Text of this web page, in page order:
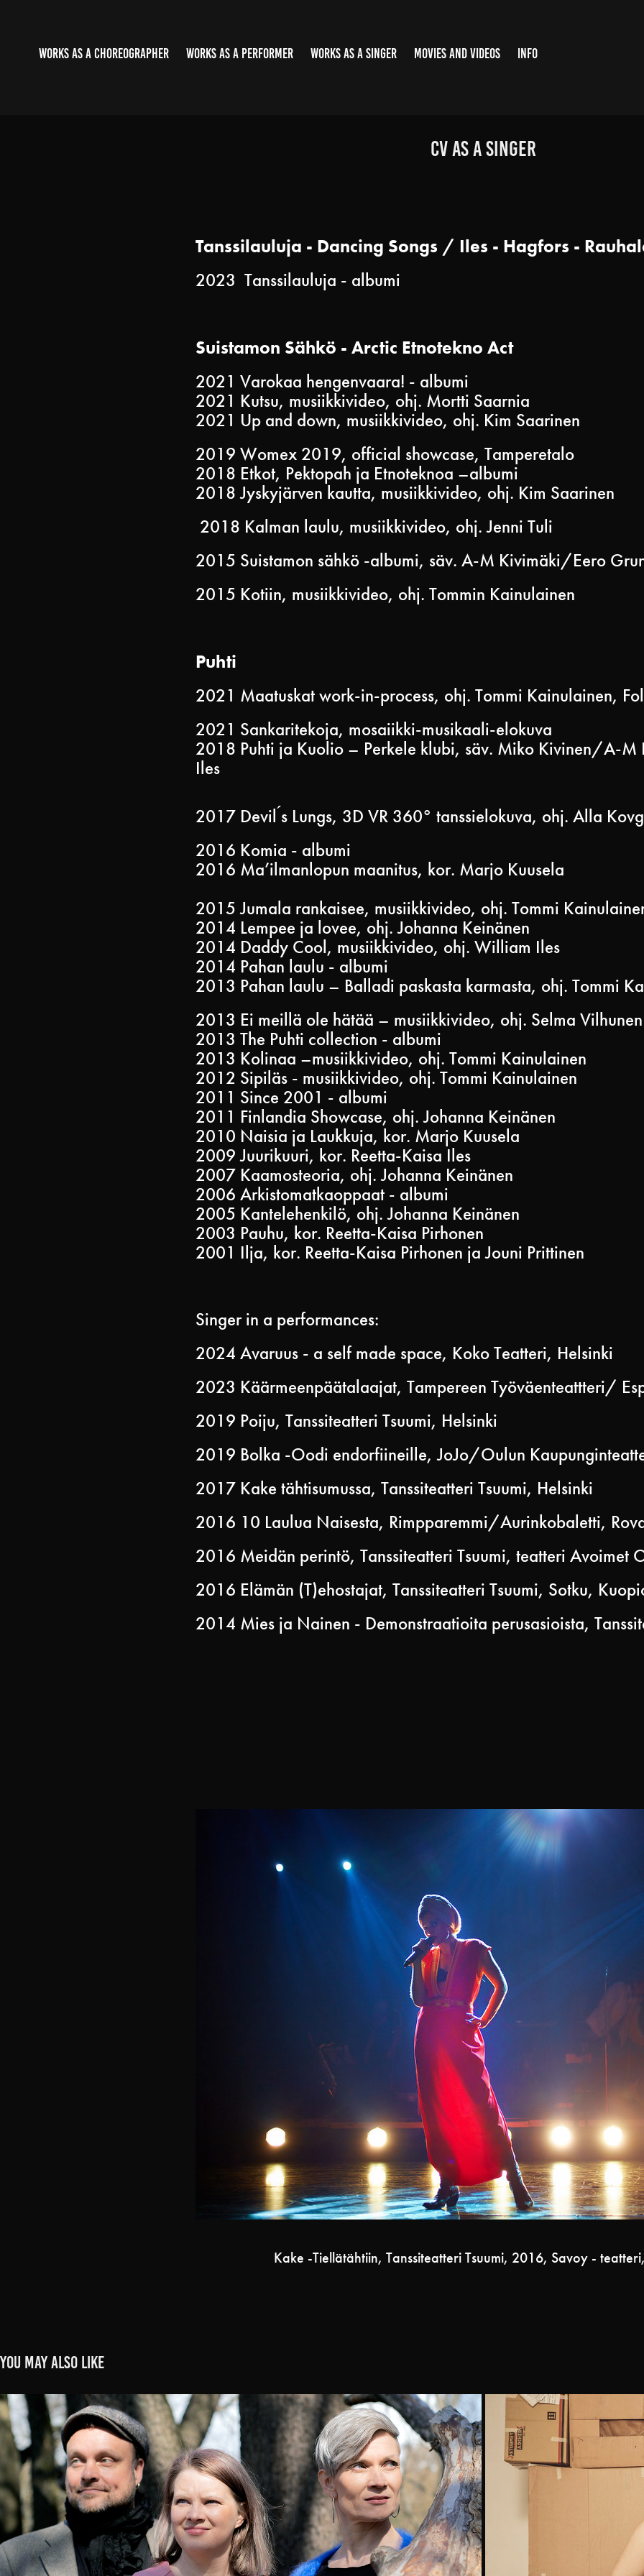
WORKS AS A CHOREOGRAPHER WORKS AS A PERFORMER WORKS AS A SINGER MOVIES AND VIDEOS INFO
CV as a singer
Tanssilauluja - Dancing Songs / Iles - Hagfors -
2023 Tanssilauluja - albumi
Suistamon Sähkö - Arctic Etnotekno Act
2021 Varokaa hengenvaara! - albumi
2021 Kutsu, musiikkivideo, ohj. Mortti Saarnia
2021 Up and down, musiikkivideo, ohj. Kim Saarinen
2019 Womex 2019, official showcase, Tamperetalo
2018 Etkot, Pektopah ja Etnoteknoa –albumi
2018 Jyskyjärven kautta, musiikkivideo, ohj. Kim Saarinen
2018 Kalman laulu, musiikkivideo, ohj. Jenni Tuli
2015 Suistamon sähkö -albumi, säv. A-M Kivimäki/Eero
2015 Kotiin, musiikkivideo, ohj. Tommin Kainulainen
Puhti
2021 Maatuskat work-in-process, ohj. Tommi Kainulainen,
2021 Sankaritekoja, mosaiikki-musikaali-elokuva
2018 Puhti ja Kuolio – Perkele klubi, säv. Miko Kivinen/A-M
Iles
2017 Devil ́s Lungs, 3D VR 360° tanssielokuva, ohj. Alla
2016 Komia - albumi
2016 Ma’ilmanlopun maanitus, kor. Marjo Kuusela
2015 Jumala rankaisee, musiikkivideo, ohj. Tommi
2014 Lempee ja lovee, ohj. Johanna Keinänen
2014 Daddy Cool, musiikkivideo, ohj. William Iles
2014 Pahan laulu - albumi
2013 Pahan laulu – Balladi paskasta karmasta, ohj. Tommi
2013 Ei meillä ole hätää – musiikkivideo, ohj. Selma Vilhunen
2013 The Puhti collection - albumi
2013 Kolinaa –musiikkivideo, ohj. Tommi Kainulainen
2012 Sipiläs - musiikkivideo, ohj. Tommi Kainulainen
2011 Since 2001 - albumi
2011 Finlandia Showcase, ohj. Johanna Keinänen
2010 Naisia ja Laukkuja, kor. Marjo Kuusela
2009 Juurikuuri, kor. Reetta-Kaisa Iles
2007 Kaamosteoria, ohj. Johanna Keinänen
2006 Arkistomatkaoppaat - albumi
2005 Kantelehenkilö, ohj. Johanna Keinänen
2003 Pauhu, kor. Reetta-Kaisa Pirhonen
2001 Ilja, kor. Reetta-Kaisa Pirhonen ja Jouni Prittinen
Singer in a performances:
2024 Avaruus - a self made space, Koko Teatteri, Helsinki
2023 Käärmeenpäätalaajat, Tampereen Työväenteattteri/
2019 Poiju, Tanssiteatteri Tsuumi, Helsinki
2019 Bolka -Oodi endorfiineille, JoJo/Oulun
2017 Kake tähtisumussa, Tanssiteatteri Tsuumi, Helsinki
2016 10 Laulua Naisesta, Rimpparemmi/Aurinkobaletti,
2016 Meidän perintö, Tanssiteatteri Tsuumi, teatteri Avoimet
2016 Elämän (T)ehostajat, Tanssiteatteri Tsuumi, Sotku,
2014 Mies ja Nainen - Demonstraatioita perusasioista,
Kake -Tiellätähtiin, Tanssiteatteri Tsuumi, 2016, Savoy -
You may also like
TANSSILAULUJA  -  DANCING SONGS
2023
The